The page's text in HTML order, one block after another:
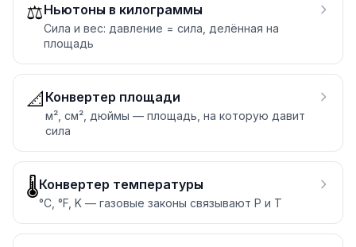
⚖️Ньютоны в килограммы
Сила и вес: давление = сила, делённая на
площадь
📐 Конвертер площади
м², см², дюймы — площадь, на которую давит
сила
🌡️Конвертер температуры
°C, °F, K — газовые законы связывают P и T